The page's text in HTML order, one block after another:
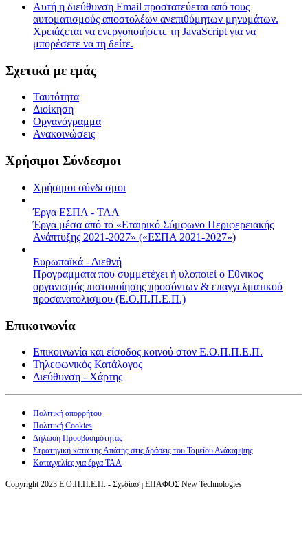
Αυτή η διεύθυνση Email προστατεύεται από τους
αυτοματισμούς αποστολέων ανεπιθύμητων μηνυμάτων.
Χρειάζεται να ενεργοποιήσετε τη JavaScript για να
μπορέσετε να τη δείτε.
Σχετικά με εμάς
Ταυτότητα
Διοίκηση
Οργανόγραμμα
Ανακοινώσεις
Χρήσιμοι Σύνδεσμοι
Χρήσιμοι σύνδεσμοι
Έργα ΕΣΠΑ - ΤΑΑ
Έργα μέσα από το «Εταιρικό Σύμφωνο Περιφερειακής
Ανάπτυξης 2021-2027» («ΕΣΠΑ 2021-2027»)
Ευρωπαϊκά - Διεθνή
Προγραμματα που συμμετέχει ή υλοποιεί ο Εθνικος
οργανισμός πιστοποίησης προσόντων & επαγγελματικού
προσανατολισμου (Ε.Ο.Π.Π.Ε.Π.)
Επικοινωνία
Επικοινωνία και είσοδος κοινού στον Ε.Ο.Π.Π.Ε.Π.
Τηλεφωνικός Κατάλογος
Διεύθυνση - Χάρτης
Πολιτική απορρήτου
Πολιτική Cookies
Δήλωση Προσβασιμότητας
Στρατηγική κατά της Απάτης στις δράσεις του Ταμείου Ανάκαμψης
Καταγγελίες για έργα ΤΑΑ
Copyright 2023 Ε.Ο.Π.Π.Ε.Π. - Σχεδίαση ΕΠΑΦΟΣ New Technologies